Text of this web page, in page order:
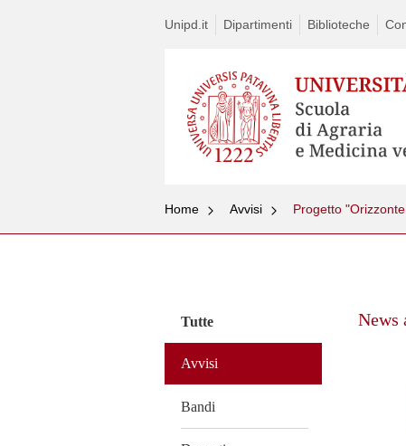
Unipd.it Dipartimenti Biblioteche
Home Avvisi Progetto
Tutte
Avvisi
Bandi
News